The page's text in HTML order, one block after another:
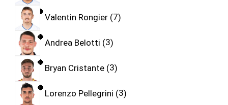
Valentin Rongier 7
Andrea Belotti 3
Bryan Cristante 3
Lorenzo Pellegrini 3